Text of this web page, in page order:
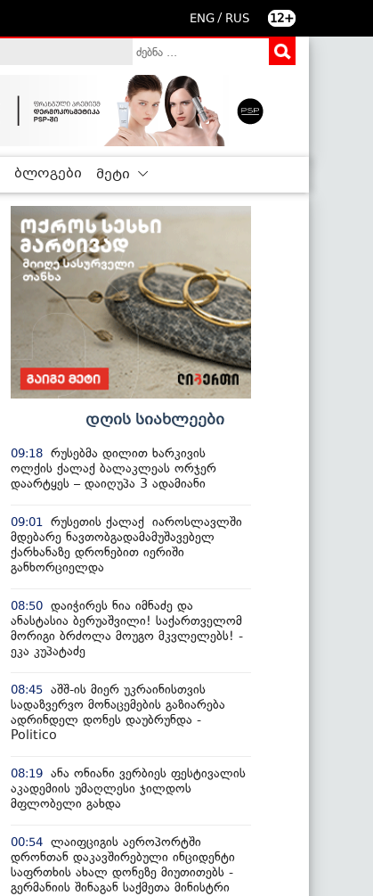
ENG / RUS 12+
ბლოგები მეტი
დღის სიახლეები
09:18 რუსებმა დილით ხარკივის
ოლქის ქალაქ ბალაკლეას ორჯერ
დაარტყეს – დაიღუპა 3 ადამიანი
09:01
რუსეთის ქალაქ იაროსლავლში
მდებარე ნავთობგადამამუშავებელ
ქარხანაზე დრონებით იერიში
განხორციელდა
08:50 დაიჭირეს ნია იმნაძე და
ანასტასია ბერუაშვილი! საქართველომ
მორიგი ბრძოლა მოუგო მკვლელებს! -
ეკა კუპატაძე
08:45 აშშ-ის მიერ უკრაინისთვის
სადაზვერვო მონაცემების გაზიარება
ადრინდელ დონეს დაუბრუნდა -
Politico
08:19 ანა ონიანი ვერბიეს ფესტივალის
აკადემიის უმაღლესი ჯილდოს
მფლობელი გახდა
00:54 ლაიფციგის აეროპორტში
დრონთან დაკავშირებული ინციდენტი
საფრთხის ახალ დონეზე მიუთითებს -
გერმანიის შინაგან საქმეთა მინისტრი